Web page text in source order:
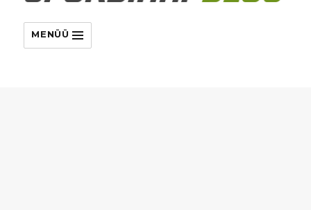
MENÜÜ